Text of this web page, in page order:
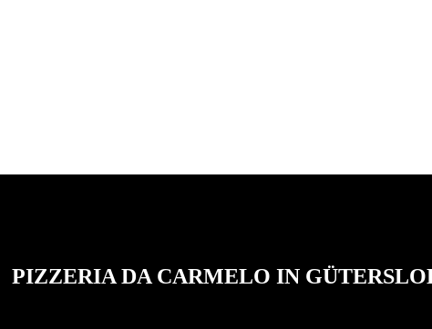
PIZZERIA DA CARMELO IN